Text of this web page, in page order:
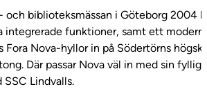
och biblioteksmässan i Göteborg 2004
integrerade funktioner, samt ett
Fora Nova-hyllor in på Södertörns
Där passar Nova väl in med sin
SSC Lindvalls.